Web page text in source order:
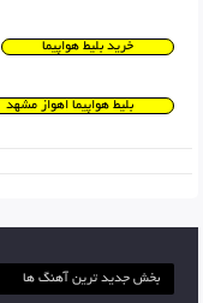
خرید بلیط هواپیما
بلیط هواپیما اهواز مشهد
بخش جدید ترین آهنگ ها